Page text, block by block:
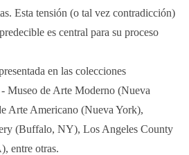
Esta tensión (o tal vez contradicción)
es central para su proceso
en las colecciones
Museo de Arte Moderno (Nueva
Arte Americano (Nueva York),
(Buffalo, NY), Los Angeles County
entre otras.